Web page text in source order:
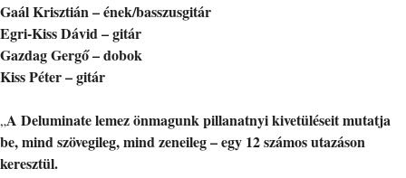
Gaál Krisztián – ének/basszusgitár
Egri-Kiss Dávid – gitár
Gazdag Gergő – dobok
Kiss Péter – gitár
„A Deluminate lemez önmagunk pillanatnyi kivetüléseit mutatja
be, mind szövegileg, mind zeneileg – egy 12 számos utazáson
keresztül.